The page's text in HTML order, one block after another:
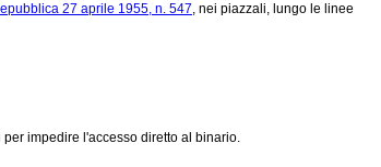
27 aprile 1955, n. 547, nei piazzali, lungo le linee
impedire l'accesso diretto al binario.